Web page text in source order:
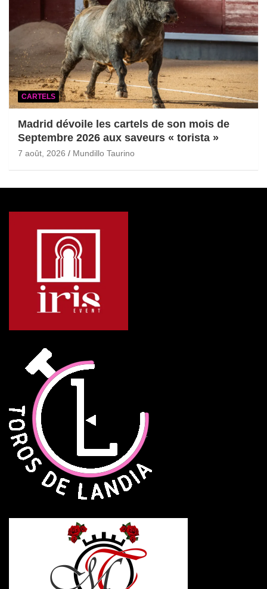
CARTELS
Madrid dévoile les cartels de son mois de
Septembre 2026 aux saveurs « torista »
7 août, 2026 Mundillo Taurino